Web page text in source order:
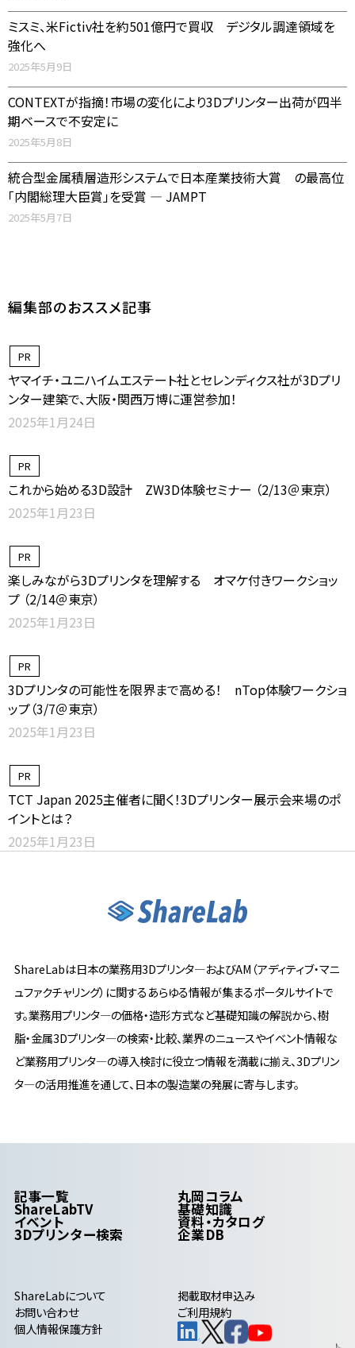
ミスミ、米Fictiv社を約501億円で買収 デジタル調達領域を
強化へ
2025年5月9日
CONTEXTが指摘！市場の変化により3Dプリンター出荷が四半
期ベースで不安定に
2025年5月8日
統合型金属積層造形システムで日本産業技術大賞 の最高位
「内閣総理大臣賞」を受賞 ― JAMPT
2025年5月7日
編集部のおススメ記事
PR
ヤマイチ・ユニハイムエステート社とセレンディクス社が3Dプリ
ンター建築で、大阪・関西万博に運営参加！
2025年1月24日
PR
これから始める3D設計 ZW3D体験セミナー （2/13＠東京）
2025年1月23日
PR
楽しみながら3Dプリンタを理解する オマケ付きワークショッ
プ （2/14＠東京）
2025年1月23日
PR
3Dプリンタの可能性を限界まで高める！ nTop体験ワークショ
ップ（3/7＠東京）
2025年1月23日
PR
TCT Japan 2025主催者に聞く！3Dプリンター展示会来場のポ
イントとは？
2025年1月23日
ShareLabは日本の業務用3Dプリンタ―およびAM（アディティブ・マニ
ュファクチャリング）に関するあらゆる情報が集まるポータルサイトで
す。業務用プリンタ―の価格・造形方式など基礎知識の解説から、樹
脂・金属3Dプリンタ―の検索・比較、業界のニュースやイベント情報な
ど業務用プリンタ―の導入検討に役立つ情報を満載に揃え、3Dプリン
タ―の活用推進を通して、日本の製造業の発展に寄与します。
記事一覧 丸岡コラム
ShareLabTV 基礎知識
イベント 資料・カタログ
3Dプリンター検索 企業DB
ShareLabについて
掲載取材申込み
お問い合わせ
ご利用規約
個人情報保護方針